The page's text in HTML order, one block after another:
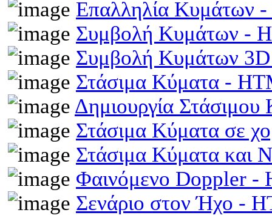
Επαλληλία Κυμάτων
Συμβολή Κυμάτων -
Συμβολή Κυμάτων
Στάσιμα Κύματα -
Δημιουργία
Στάσιμα Κύματα σε
Στάσιμα Κύματα και
Φαινόμενο Doppler -
Σενάριο στον Ήχο -